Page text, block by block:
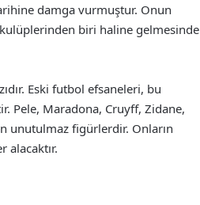
damga vurmuştur. Onun
biri haline gelmesinde
Eski futbol efsaneleri, bu
Pele, Maradona, Cruyff, Zidane,
unutulmaz figürlerdir. Onların
alacaktır.